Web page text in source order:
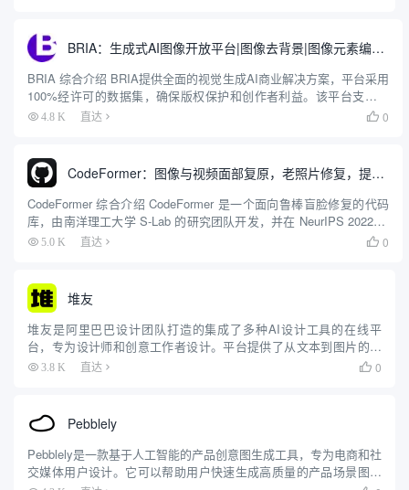
BRIA：生成式AI图像开放平台|图像去背景|图像元素编辑|RMBG
BRIA 综合介绍 BRIA提供全面的视觉生成AI商业解决方案，平台采用
100%经许可的数据集，确保版权保护和创作者利益。该平台支持基
础模型访问、API、SDK以及网页集成，实践责任AI，承担所有输出
4.8 K 直达  0
CodeFormer：图像与视频面部复原，老照片修复，提供一键部署版
CodeFormer 综合介绍 CodeFormer 是一个面向鲁棒盲脸修复的代码
库，由南洋理工大学 S-Lab 的研究团队开发，并在 NeurIPS 2022 上
发表。该项目利用代码本查找变换器（Codebook Lookup Trans...
5.0 K 直达  0
堆友
堆友是阿里巴巴设计团队打造的集成了多种AI设计工具的在线平
台，专为设计师和创意工作者设计。平台提供了从文本到图片的AI
生成工具，包括垂直行业设计利器、堆友相机、鹿班营销图、AI艺
3.8 K 直达  0
Pebblely
Pebblely是一款基于人工智能的产品创意图生成工具，专为电商和社
交媒体用户设计。它可以帮助用户快速生成高质量的产品场景图，